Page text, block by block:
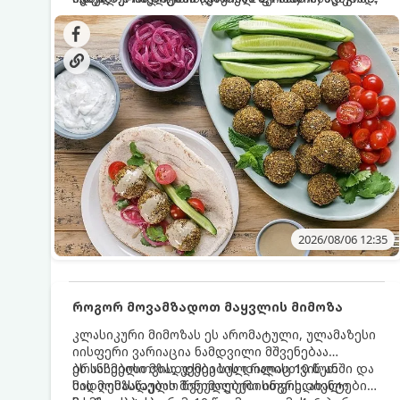
სალათებთან ერთად ან ტახინის (სესამის)
სოუსთან მირთმევისთვის.
იდეალურად შეინარჩუნოს და არ დაიშალოს.
დრო: 10–15 წუთი ულუფა: 20–24 ცალი ბურთულა
(4–6 პორცია)
2026/08/06 12:35
როგორ მოვამზადოთ მაყვლის მიმოზა
კლასიკური მიმოზას ეს არომატული, ულამაზესი
იისფერი ვარიაცია ნამდვილი მშვენებაა
ბრანჩებისთვის, უქმეების დილისთვის ან
სადღესასწაულო წვეულებებისთვის. ახალი
ეს სასმელი მზადდება სულ რაღაც 10 წუთში და
მის მომზადებას მინიმალური ინგრედიენტები